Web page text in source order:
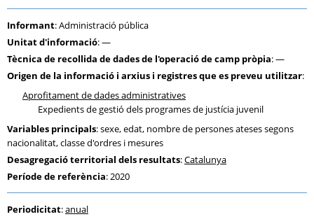
Informant: Administració pública
Unitat d'informació: —
Tècnica de recollida de dades de l'operació de camp pròpia: —
Origen de la informació i arxius i registres que es preveu utilitzar:
Aprofitament de dades administratives
Expedients de gestió dels programes de justícia juvenil
Variables principals: sexe, edat, nombre de persones ateses segons
nacionalitat, classe d'ordres i mesures
Desagregació territorial dels resultats:Catalunya
Període de referència: 2020
Periodicitat:anual